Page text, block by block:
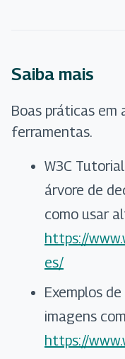
Saiba mais
Boas práticas em
ferramentas.
W3C
árvore de
como usar
https://
es/
Exemplos
imagens
https://